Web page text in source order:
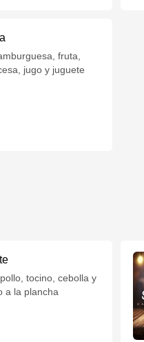
fruta,
jugo y juguete
tocino, cebolla y
a la plancha